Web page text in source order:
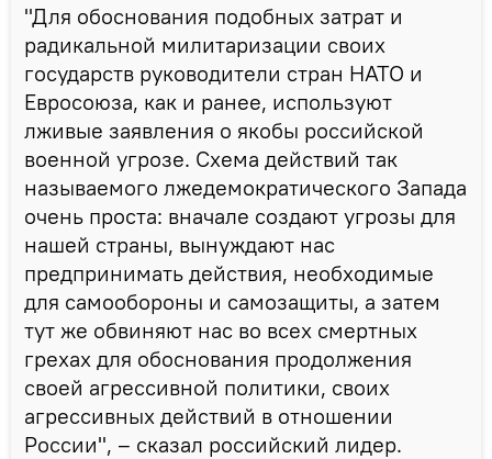
"Для обоснования подобных затрат и
радикальной милитаризации своих
государств руководители стран НАТО и
Евросоюза, как и ранее, используют
лживые заявления о якобы российской
военной угрозе. Схема действий так
называемого лжедемократического Запада
очень проста: вначале создают угрозы для
нашей страны, вынуждают нас
предпринимать действия, необходимые
для самообороны и самозащиты, а затем
тут же обвиняют нас во всех смертных
грехах для обоснования продолжения
своей агрессивной политики, своих
агрессивных действий в отношении
России", – сказал российский лидер.